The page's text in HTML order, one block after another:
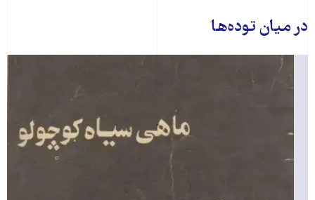
در میان توده‌ها